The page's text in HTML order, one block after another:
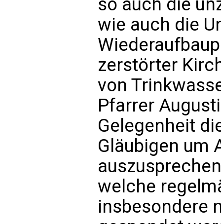
wie auch die
zerstörter
von
Pfarrer
Gelegenheit
Gläubigen um
welche
insbesondere